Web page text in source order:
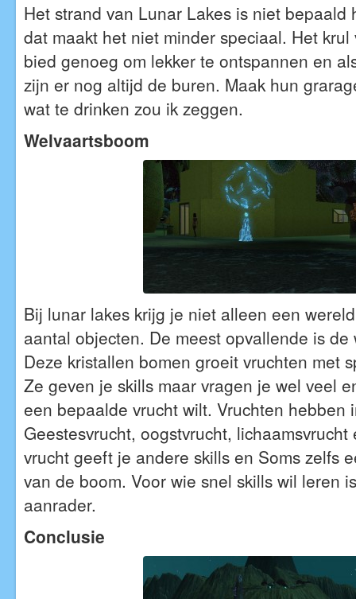
Het strand van Lunar Lakes is niet bepaald
dat maakt het niet minder speciaal. Het krul
bied genoeg om lekker te ontspannen en
zijn er nog altijd de buren. Maak hun
wat te drinken zou ik zeggen.
Welvaartsboom
Bij lunar lakes krijg je niet alleen een
aantal objecten. De meest opvallende is de
Deze kristallen bomen groeit vruchten met
Ze geven je skills maar vragen je wel veel
een bepaalde vrucht wilt. Vruchten hebben
Geestesvrucht, oogstvrucht,
vrucht geeft je andere skills en Soms zelfs
van de boom. Voor wie snel skills wil leren
aanrader.
Conclusie